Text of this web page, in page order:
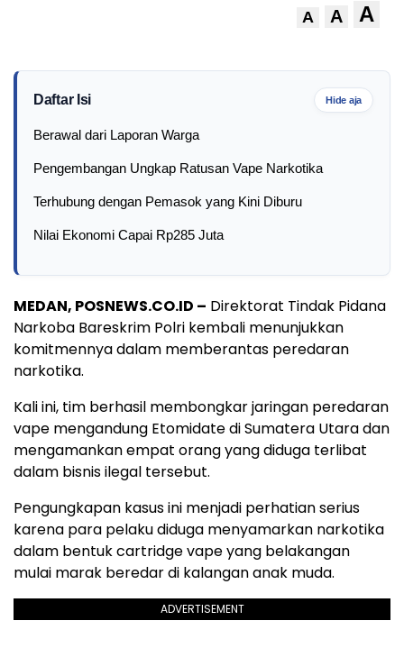
A A A
Daftar Isi Hide aja
Berawal dari Laporan Warga
Pengembangan Ungkap Ratusan Vape Narkotika
Terhubung dengan Pemasok yang Kini Diburu
Nilai Ekonomi Capai Rp285 Juta
MEDAN, POSNEWS.CO.ID – Direktorat Tindak Pidana
Narkoba Bareskrim Polri kembali menunjukkan
komitmennya dalam memberantas peredaran
narkotika.
Kali ini, tim berhasil membongkar jaringan peredaran
vape mengandung Etomidate di Sumatera Utara dan
mengamankan empat orang yang diduga terlibat
dalam bisnis ilegal tersebut.
Pengungkapan kasus ini menjadi perhatian serius
karena para pelaku diduga menyamarkan narkotika
dalam bentuk cartridge vape yang belakangan
mulai marak beredar di kalangan anak muda.
ADVERTISEMENT